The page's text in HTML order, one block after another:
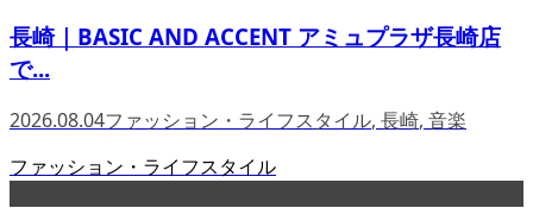
長崎｜BASIC AND ACCENT アミュプラザ長崎店
で...
2026.08.04ファッション・ライフスタイル, 長崎, 音楽
ファッション・ライフスタイル